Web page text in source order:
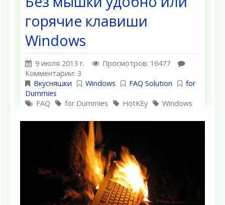
горячие клавиши
Windows
9 июля 2013 г.
Просмотров: 16477
Комментарии: 3
Вкусняшки
Windows FAQ Solution
for
Dummies
FAQ
for Dummies HotKEy Windows